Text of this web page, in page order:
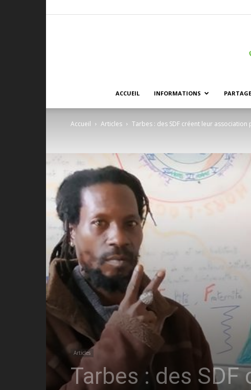
ACCUEIL INFORMATIONS
Accueil Articles Tarbes : des SDF créent leur
Articles
Tarbes : des